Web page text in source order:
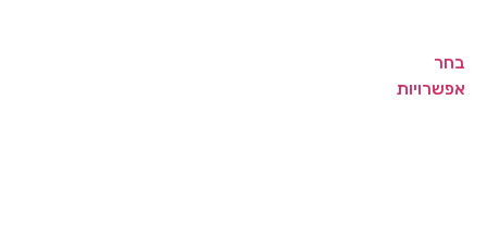
בחר
אפשרויות